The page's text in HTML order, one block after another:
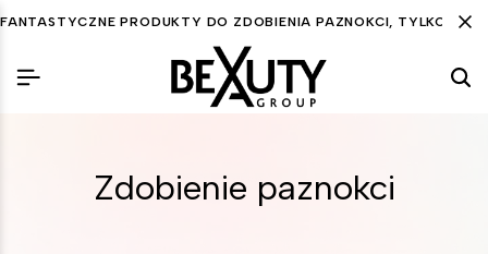
FANTASTYCZNE PRODUKTY DO ZDOBIENIA PAZNOKCI, TYLKO DLA
Zdobienie paznokci